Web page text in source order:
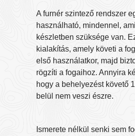
A furnér szintező rendszer
használható, mindennel,
készletben szüksége van.
kialakítás, amely követi a
első használatkor, majd
rögzíti a fogaihoz. Annyira
hogy a behelyezést követő
belül nem veszi észre.
Ismerete nélkül senki sem